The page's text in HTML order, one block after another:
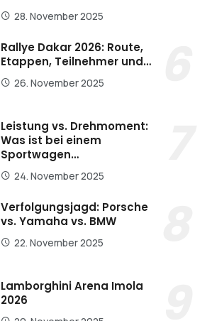
28. November 2025
Rallye Dakar 2026: Route,
Etappen, Teilnehmer und…
26. November 2025
Leistung vs. Drehmoment:
Was ist bei einem
Sportwagen…
24. November 2025
Verfolgungsjagd: Porsche
vs. Yamaha vs. BMW
22. November 2025
Lamborghini Arena Imola
2026